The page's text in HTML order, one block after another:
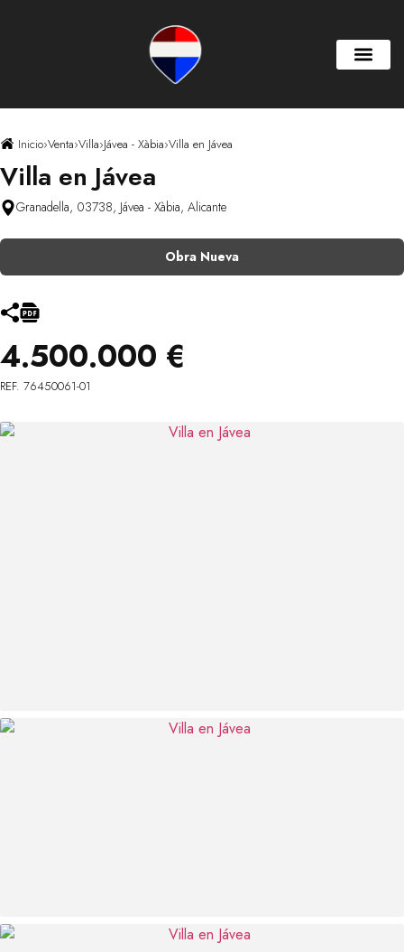
Inicio›Venta›Villa›Jávea - Xàbia›Villa en Jávea
Villa en Jávea
Granadella, 03738, Jávea - Xàbia, Alicante
Obra Nueva
4.500.000 €
REF. 76450061-01